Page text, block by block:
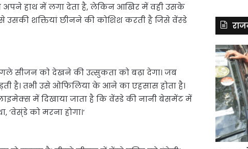
हाथ में लगा देता है, लेकिन आखिर में वही उसके
उसकी शक्तियां छीनने की कोशिश करती है जिसे वेंस्डे
सीजन को देखने की उत्सुकता को बढ़ा देगा। जब
है। तभी उसे ओफिलिया के आने का एहसास होता है।
में दिखाया जाता है कि वेंस्डे की नानी बेसमेंट में
को मरना होगा।’